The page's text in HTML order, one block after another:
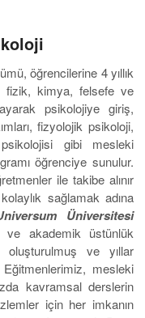
öğrencilerine 4 yıllık
fizik, kimya, felsefe ve
psikolojiye giriş,
fizyolojik psikoloji,
gibi mesleki
öğrenciye sunulur.
ile takibe alınır
sağlamak adına
Üniversitesi
akademik üstünlük
ve yıllar
mesleki
kavramsal derslerin
için her imkanın